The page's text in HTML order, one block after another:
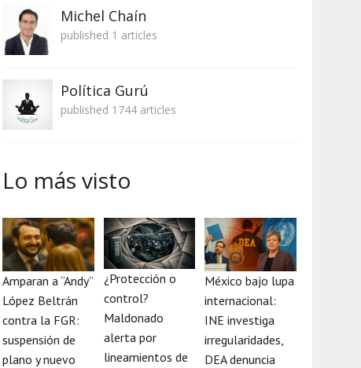
Michel Chaín
published 1 articles
Política Gurú
published 1744 articles
Lo más visto
Amparan a “Andy”
López Beltrán
contra la FGR:
suspensión de
plano y nuevo
¿Protección o
control?
Maldonado
alerta por
lineamientos de
México bajo lupa
internacional:
INE investiga
irregularidades,
DEA denuncia